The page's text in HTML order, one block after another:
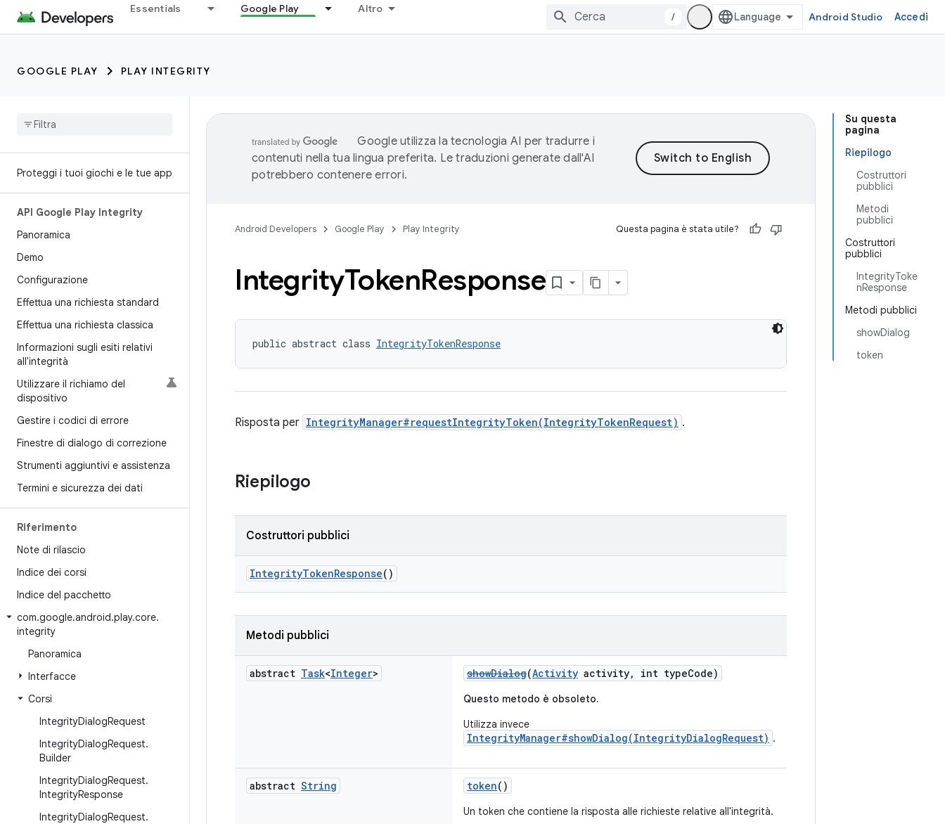
Essentials Google Play Altro
/ Android Studio Accedi
GOOGLE PLAY PLAY INTEGRITY
Proteggi i tuoi giochi e le tue app
API Google Play Integrity
Panoramica
Demo
Configurazione
Effettua una richiesta standard
Effettua una richiesta classica
Informazioni sugli esiti relativi
all'integrità
Utilizzare il richiamo del
dispositivo
Gestire i codici di errore
Finestre di dialogo di correzione
Strumenti aggiuntivi e assistenza
Termini e sicurezza dei dati
Riferimento
Note di rilascio
Indice dei corsi
Indice del pacchetto
com.google.android.play.core.
integrity
Panoramica
Interfacce
Corsi
IntegrityDialogRequest
IntegrityDialogRequest.
Builder
IntegrityDialogRequest.
IntegrityResponse
IntegrityDialogRequest.
Su questa
pagina
Riepilogo
Costruttori
pubblici
Metodi
pubblici
Costruttori
pubblici
IntegrityToke
nResponse
Metodi pubblici
showDialog
token
Google utilizza la tecnologia AI per tradurre i
contenuti nella tua lingua preferita. Le traduzioni generate dall'AI
potrebbero contenere errori.
Android Developers Google Play Play Integrity Questa pagina è stata utile?
IntegrityTokenResponse
public abstract class IntegrityTokenResponse
Risposta per IntegrityManager#requestIntegrityToken(IntegrityTokenRequest) .
Riepilogo
Costruttori pubblici
IntegrityTokenResponse()
Metodi pubblici
abstract Task<Integer> showDialog(Activity activity, int typeCode)
Questo metodo è obsoleto.
Utilizza invece
IntegrityManager#showDialog(IntegrityDialogRequest) .
abstract String token()
Un token che contiene la risposta alle richieste relative all'integrità.